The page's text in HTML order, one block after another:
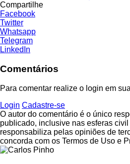
Compartilhe
Facebook
Twitter
Whatsapp
Telegram
LinkedIn
Comentários
Para comentar realize o login em
Login Cadastre-se
O autor do comentário é o único
publicado, inclusive nas esferas
responsabiliza pelas opiniões de
concorda com os Termos de Uso e